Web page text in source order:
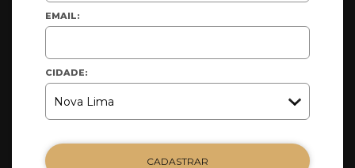
EMAIL:
CIDADE:
CADASTRAR